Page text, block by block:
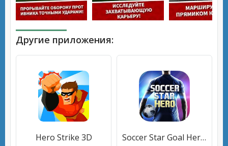
Другие приложения:
Hero Strike 3D Soccer Star Goal Hero: Score and win the match